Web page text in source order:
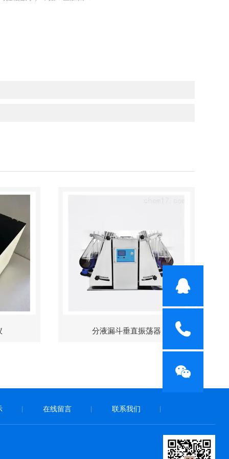
分液漏斗垂直振荡器
在线留言 联系我们